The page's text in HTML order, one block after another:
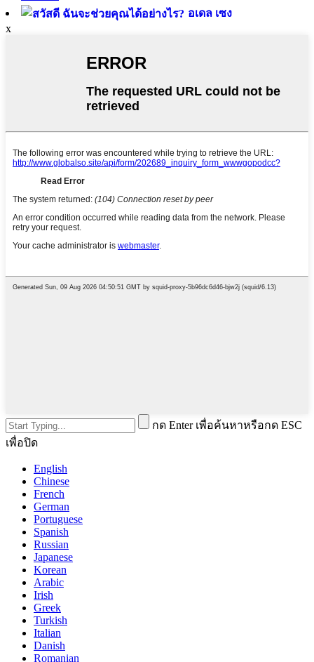
อเดล เซง
x
กด Enter เพื่อค้นหาหรือกด ESC
เพื่อปิด
English
Chinese
French
German
Portuguese
Spanish
Russian
Japanese
Korean
Arabic
Irish
Greek
Turkish
Italian
Danish
Romanian